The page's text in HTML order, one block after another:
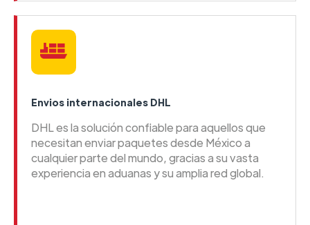
Envios internacionales DHL
DHL es la solución confiable para aquellos que
necesitan enviar paquetes desde México a
cualquier parte del mundo, gracias a su vasta
experiencia en aduanas y su amplia red global.